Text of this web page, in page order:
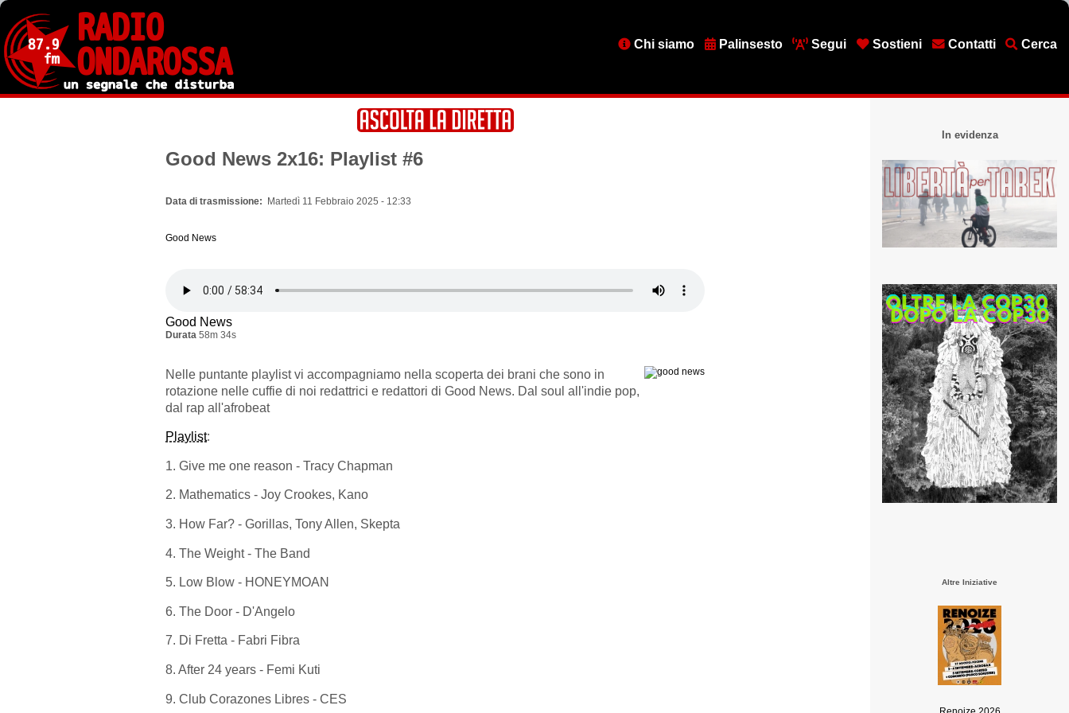
Salta
contenuto
principale
MenuChi siamo Palinsesto Segui Sostieni Contatti Cerca
Good News 2x16: Playlist #6
Data di trasmissione Martedì 11 Febbraio 2025 - 12:33
Good News
Good News
Durata 58m 34s
Nelle puntante playlist vi accompagniamo nella scoperta dei brani che sono in
rotazione nelle cuffie di noi redattrici e redattori di Good News. Dal soul all'indie pop,
dal rap all'afrobeat
Playlist:
1. Give me one reason - Tracy Chapman
2. Mathematics - Joy Crookes, Kano
3. How Far? - Gorillas, Tony Allen, Skepta
4. The Weight - The Band
5. Low Blow - HONEYMOAN
6. The Door - D'Angelo
7. Di Fretta - Fabri Fibra
8. After 24 years - Femi Kuti
9. Club Corazones Libres - CES
In evidenza
Altre Iniziative